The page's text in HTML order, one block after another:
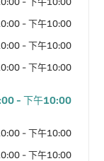
- 下午10:00
- 下午10:00
- 下午10:00
- 下午10:00
- 下午10:00
- 下午10:00